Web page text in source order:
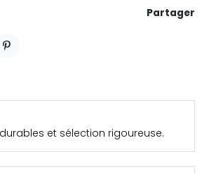
Partager
et sélection rigoureuse.